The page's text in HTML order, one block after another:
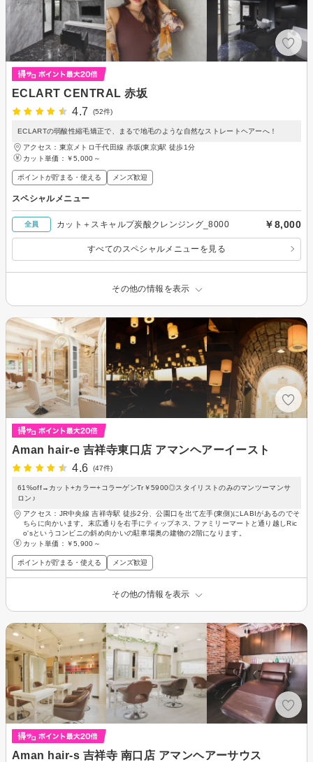
ECLART CENTRAL 赤坂
4.7
(52件)
ECLARTの弱酸性縮毛矯正で、まるで地毛のような自然なストレートヘアーへ！
アクセス：東京メトロ千代田線 赤坂(東京)駅 徒歩1分
カット単価： ￥5,000～
ポイントが貯まる・使える メンズ歓迎
スペシャルメニュー
全員 カット＋スキャルプ炭酸クレンジング_8000 ￥8,000
すべてのスペシャルメニューを見る
その他の情報を表示
Aman hair-e 吉祥寺東口店 アマンヘアーイースト
4.6
(47件)
61%off→カット+カラー+コラーゲンTr￥5900◎スタイリストのみのマンツーマンサ
ロン♪
アクセス：JR中央線 吉祥寺駅 徒歩2分、公園口を出て左手(東側)にLABIがあるのでそ
ちらに向かいます。末広通りを右手にティップネス, ファミリーマートと通り越しRic
o'sというコンビニの斜め向かいの駐車場奥の建物の2階になります。
カット単価： ￥5,900～
ポイントが貯まる・使える メンズ歓迎
その他の情報を表示
Aman hair-s 吉祥寺 南口店 アマンヘアーサウス